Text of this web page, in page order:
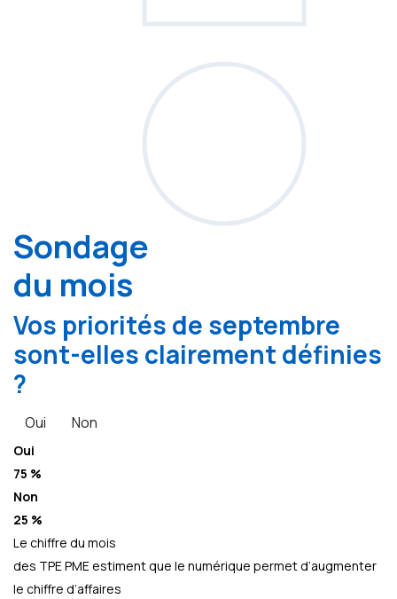
Sondage
du mois
Vos priorités de septembre
sont-elles clairement définies
?
Oui Non
Oui
75 %
Non
25 %
Le chiffre du mois
des TPE PME estiment que le numérique permet d’augmenter
le chiffre d’affaires